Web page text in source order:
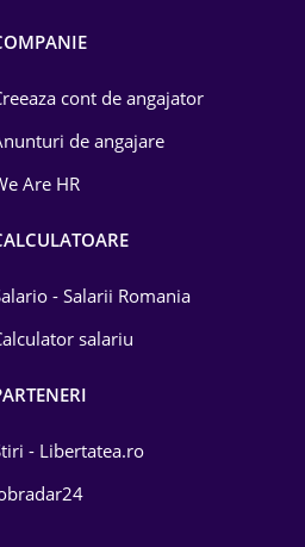
cont de angajator
de angajare
Are HR
- Salarii Romania
salariu
- Libertatea.ro